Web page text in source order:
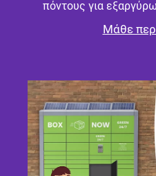
πόντους για
Μάθε